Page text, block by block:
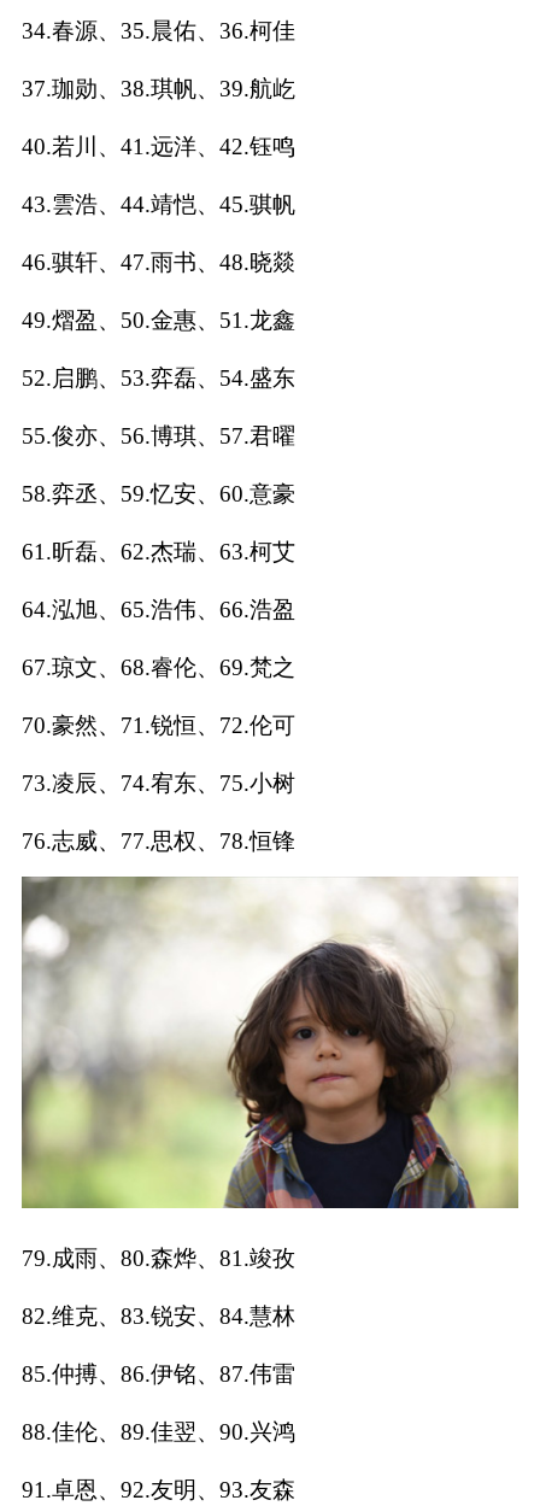
蛇年起名
龙年起名
兔年起名
取
名
字
典
宝
取
名
名
打
分
生
起
名
大
起
名
34.春源、35.晨佑、36.柯佳
37.珈勋、38.琪帆、39.航屹
40.若川、41.远洋、42.钰鸣
43.雲浩、44.靖恺、45.骐帆
46.骐轩、47.雨书、48.晓燚
49.熠盈、50.金惠、51.龙鑫
52.启鹏、53.弈磊、54.盛东
55.俊亦、56.博琪、57.君曜
58.弈丞、59.忆安、60.意豪
61.昕磊、62.杰瑞、63.柯艾
64.泓旭、65.浩伟、66.浩盈
67.琼文、68.睿伦、69.梵之
70.豪然、71.锐恒、72.伦可
73.凌辰、74.宥东、75.小树
76.志威、77.思权、78.恒锋
79.成雨、80.森烨、81.竣孜
82.维克、83.锐安、84.慧林
85.仲搏、86.伊铭、87.伟雷
88.佳伦、89.佳翌、90.兴鸿
91.卓恩、92.友明、93.友森